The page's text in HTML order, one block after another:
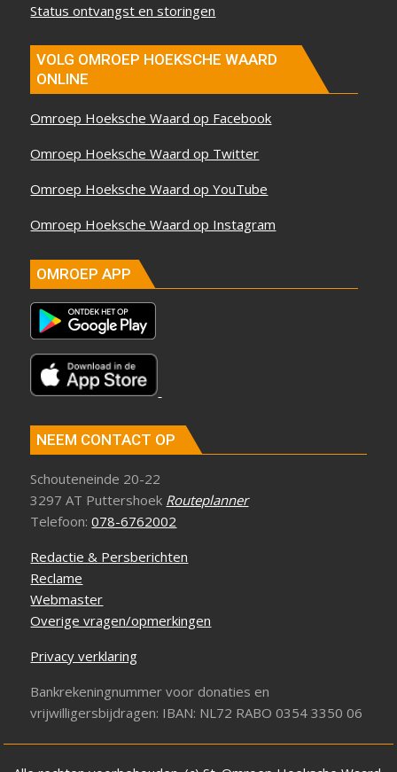
Status ontvangst en storingen
VOLG OMROEP HOEKSCHE WAARD
ONLINE
Omroep Hoeksche Waard op Facebook
Omroep Hoeksche Waard op Twitter
Omroep Hoeksche Waard op YouTube
Omroep Hoeksche Waard op Instagram
OMROEP APP
NEEM CONTACT OP
Schouteneinde 20-22
3297 AT Puttershoek Routeplanner
Telefoon:078-6762002
Redactie & Persberichten
Reclame
Webmaster
Overige vragen/opmerkingen
Privacy verklaring
Bankrekeningnummer voor donaties en
vrijwilligersbijdragen: IBAN: NL72 RABO 0354 3350 06